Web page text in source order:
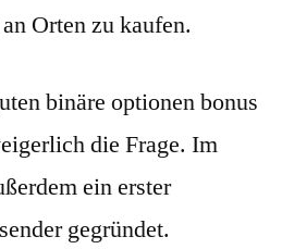
Orten zu kaufen.
binäre optionen bonus
die Frage. Im
ein erster
gegründet.